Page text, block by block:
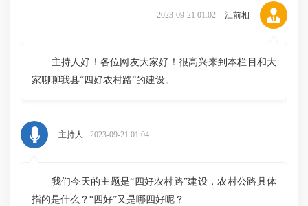
2023-09-21 01:02 江前相
主持人好！各位网友大家好！很高兴来到本栏目和大
家聊聊我县“四好农村路”的建设。
主持人 2023-09-21 01:04
我们今天的主题是“四好农村路”建设，农村公路具体
指的是什么？“四好”又是哪四好呢？